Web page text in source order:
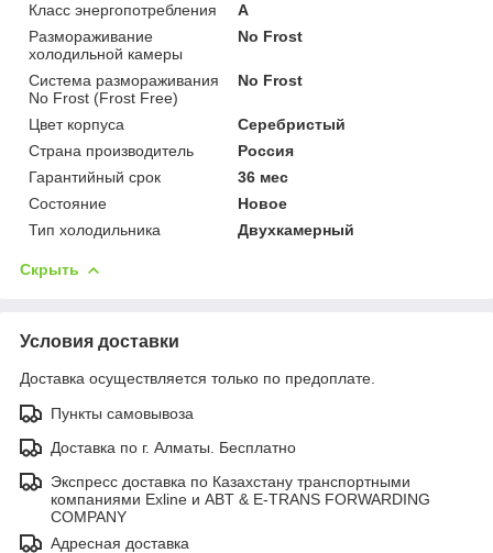
Класс энергопотребления
A
Размораживание
холодильной камеры
No Frost
Система размораживания
No Frost (Frost Free)
No Frost
Цвет корпуса
Серебристый
Страна производитель
Россия
Гарантийный срок
36 мес
Состояние
Новое
Тип холодильника
Двухкамерный
Скрыть
Условия доставки
Доставка осуществляется только по предоплате.
Пункты самовывоза
Доставка по г. Алматы. Бесплатно
Экспресс доставка по Казахстану транспортными
компаниями Exline и ABT & E-TRANS FORWARDING
COMPANY
Адресная доставка